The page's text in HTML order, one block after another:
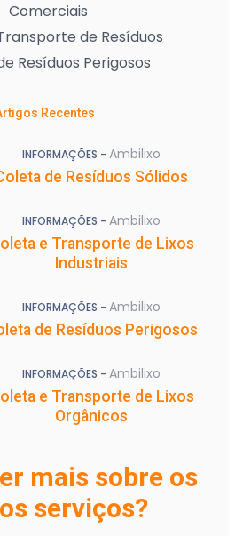
Comerciais
de Resíduos
Resíduos Perigosos
Recentes
INFORMAÇÕES - Ambilixo
de Resíduos Sólidos
INFORMAÇÕES - Ambilixo
e Transporte de Lixos
Industriais
INFORMAÇÕES - Ambilixo
de Resíduos Perigosos
INFORMAÇÕES - Ambilixo
e Transporte de Lixos
Orgânicos
mais sobre os
serviços?